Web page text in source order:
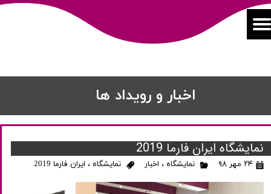
اخبار و رویداد ها
نمایشگاه ایران فارما 2019
۲۴ مهر ۹۸ نمایشگاه ، اخبار نمایشگاه ، ایران فارما 2019